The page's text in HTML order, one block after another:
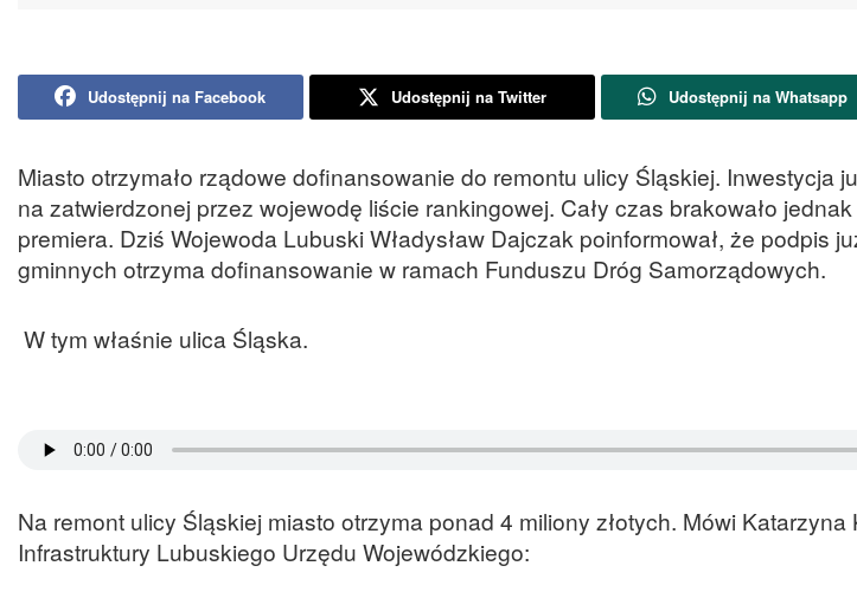
Udostępnij na Facebook Udostępnij na Twitter Udostępnij na Whatsapp
Miasto otrzymało rządowe dofinansowanie do remontu ulicy Śląskiej. Inwestycja
na zatwierdzonej przez wojewodę liście rankingowej. Cały czas brakowało
premiera. Dziś Wojewoda Lubuski Władysław Dajczak poinformował, że podpis
gminnych otrzyma dofinansowanie w ramach Funduszu Dróg Samorządowych.
W tym właśnie ulica Śląska.
Na remont ulicy Śląskiej miasto otrzyma ponad 4 miliony złotych. Mówi Katarzyna
Infrastruktury Lubuskiego Urzędu Wojewódzkiego: